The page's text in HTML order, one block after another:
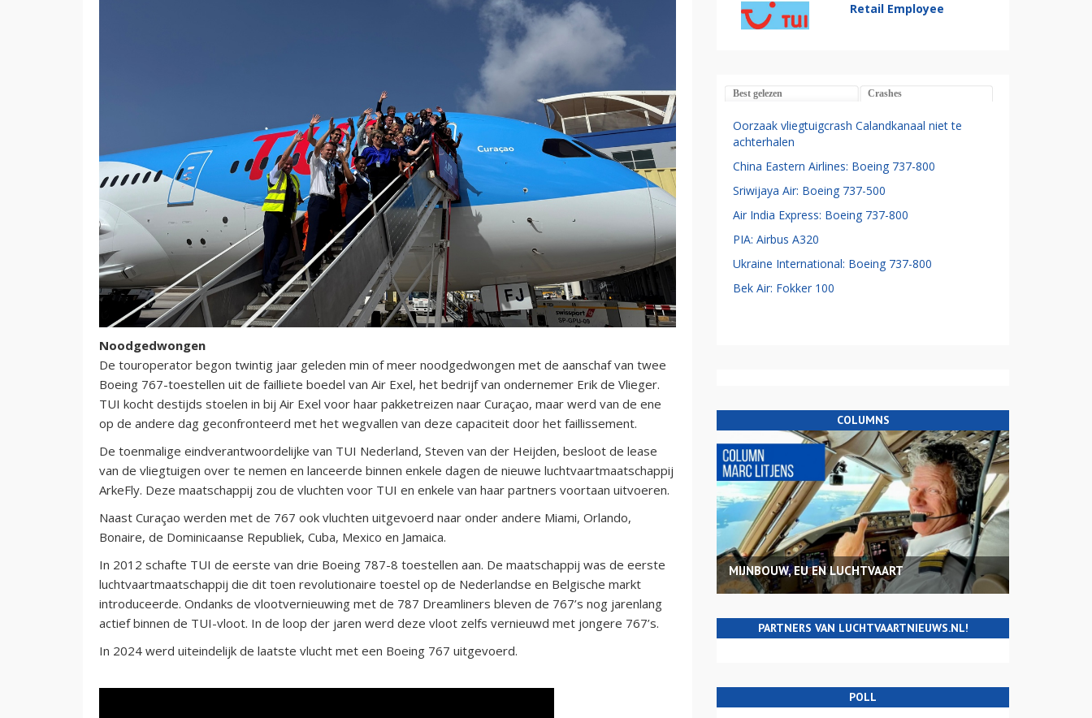
Noodgedwongen
De touroperator begon twintig jaar geleden min of meer noodgedwongen met de aanschaf van twee
Boeing 767-toestellen uit de failliete boedel van Air Exel, het bedrijf van ondernemer Erik de Vlieger.
TUI kocht destijds stoelen in bij Air Exel voor haar pakketreizen naar Curaçao, maar werd van de ene
op de andere dag geconfronteerd met het wegvallen van deze capaciteit door het faillissement.
De toenmalige eindverantwoordelijke van TUI Nederland, Steven van der Heijden, besloot de lease
van de vliegtuigen over te nemen en lanceerde binnen enkele dagen de nieuwe luchtvaartmaatschappij
ArkeFly. Deze maatschappij zou de vluchten voor TUI en enkele van haar partners voortaan uitvoeren.
Naast Curaçao werden met de 767 ook vluchten uitgevoerd naar onder andere Miami, Orlando,
Bonaire, de Dominicaanse Republiek, Cuba, Mexico en Jamaica.
In 2012 schafte TUI de eerste van drie Boeing 787-8 toestellen aan. De maatschappij was de eerste
luchtvaartmaatschappij die dit toen revolutionaire toestel op de Nederlandse en Belgische markt
introduceerde. Ondanks de vlootvernieuwing met de 787 Dreamliners bleven de 767’s nog jarenlang
actief binnen de TUI-vloot. In de loop der jaren werd deze vloot zelfs vernieuwd met jongere 767’s.
In 2024 werd uiteindelijk de laatste vlucht met een Boeing 767 uitgevoerd.
Retail Employee
Best gelezen Crashes
Oorzaak vliegtuigcrash Calandkanaal niet te
achterhalen
China Eastern Airlines: Boeing 737-800
Sriwijaya Air: Boeing 737-500
Air India Express: Boeing 737-800
PIA: Airbus A320
Ukraine International: Boeing 737-800
Bek Air: Fokker 100
COLUMNS
MIJNBOUW, EU EN LUCHTVAART
PARTNERS VAN LUCHTVAARTNIEUWS.NL!
POLL